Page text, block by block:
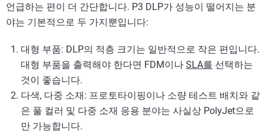
언급하는 편이 더 간단합니다. P3 DLP가 성능이 떨어지는 분
야는 기본적으로 두 가지뿐입니다:
대형 부품: DLP의 적층 크기는 일반적으로 작은 편입니다.
대형 부품을 출력해야 한다면 FDM이나 SLA를 선택하는
것이 좋습니다.
다색, 다중 소재: 프로토타이핑이나 소량 테스트 배치와 같
은 풀 컬러 및 다중 소재 응용 분야는 사실상 PolyJet으로
만 가능합니다.